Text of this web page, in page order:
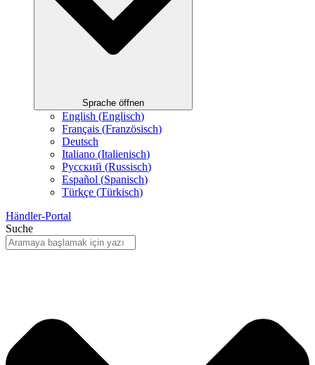
Sprache öffnen
English (Englisch)
Français (Französisch)
Deutsch
Italiano (Italienisch)
Русский (Russisch)
Español (Spanisch)
Türkçe (Türkisch)
Händler-Portal
Suche